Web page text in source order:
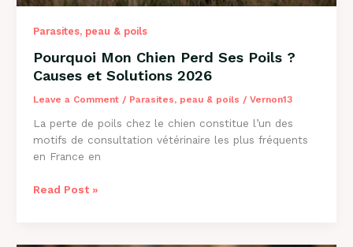
Parasites, peau & poils
Pourquoi Mon Chien Perd Ses Poils ?
Causes et Solutions 2026
Leave a Comment / Parasites, peau & poils / Vernon13
La perte de poils chez le chien constitue l’un des
motifs de consultation vétérinaire les plus fréquents
en France en
Pourquoi
Read Post »